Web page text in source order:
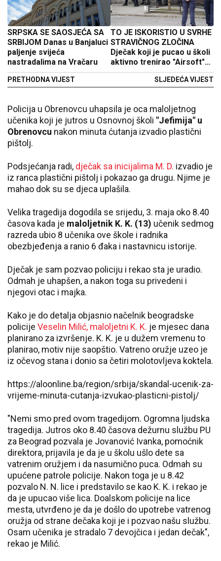
SRPSKA SE SAOSJEĆA SA
SRBIJOM Danas u Banjaluci
paljenje svijeća
nastradalima na Vračaru
PRETHODNA VIJEST
TO JE ISKORISTIO U SVRHE
STRAVIČNOG ZLOČINA
Dječak koji je pucao u školi
aktivno trenirao "Airsoft"
zajedno sa ocem
SLJEDEĆA VIJEST
Policija u Obrenovcu uhapsila je oca maloljetnog
učenika koji je jutros u Osnovnoj školi "Jefimija" u
Obrenovcu nakon minuta ćutanja izvadio plastični
pištolj.
Podsjećanja radi, dječak sa inicijalima M. D. izvadio je
iz ranca plastični pištolj i pokazao ga drugu. Njime je
mahao dok su se djeca uplašila.
Velika tragedija dogodila se srijedu, 3. maja oko 8.40
časova kada je maloljetnik K. K. (13) učenik sedmog
razreda ubio 8 učenika ove škole i radnika
obezbjeđenja a ranio 6 đaka i nastavnicu istorije.
Dječak je sam pozvao policiju i rekao sta je uradio.
Odmah je uhapšen, a nakon toga su privedeni i
njegovi otac i majka.
Kako je do detalja objasnio načelnik beogradske
policije Veselin Milić, maloljetni K. K. je mjesec dana
planirano za izvršenje. K. K. je u dužem vremenu to
planirao, motiv nije saopštio. Vatreno oružje uzeo je
iz očevog stana i donio sa četiri molotovljeva koktela.
https://aloonline.ba/region/srbija/skandal-ucenik-za-
vrijeme-minuta-cutanja-izvukao-plasticni-pistolj/
"Nemi smo pred ovom tragedijom. Ogromna ljudska
tragedija. Jutros oko 8.40 časova dežurnu službu PU
za Beograd pozvala je Jovanović Ivanka, pomoćnik
direktora, prijavila je da je u školu ušlo dete sa
vatrenim oružjem i da nasumično puca. Odmah su
upućene patrole policije. Nakon toga je u 8.42
pozvalo N. N. lice i predstavilo se kao K. K. i rekao je
da je upucao više lica. Doalskom policije na lice
mesta, utvrđeno je da je došlo do upotrebe vatrenog
oružja od strane dečaka koji je i pozvao našu službu.
Osam učenika je stradalo 7 devojčica i jedan dečak",
rekao je Milić.